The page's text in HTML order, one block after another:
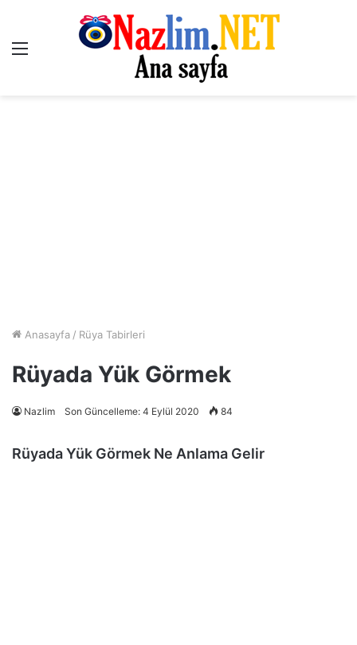
Menü
Anasayfa / Rüya Tabirleri
Rüyada Yük Görmek
Nazlim Son Güncelleme: 4 Eylül 2020 84
Rüyada Yük Görmek Ne Anlama Gelir